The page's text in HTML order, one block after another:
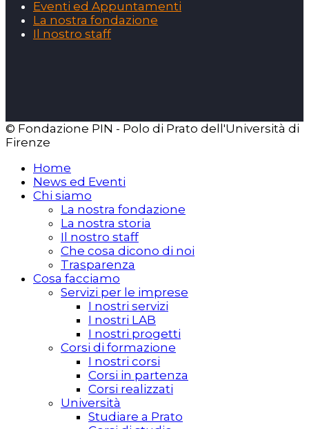
Eventi ed Appuntamenti
La nostra fondazione
Il nostro staff
© Fondazione PIN - Polo di Prato dell'Università di
Firenze
Home
News ed Eventi
Chi siamo
La nostra fondazione
La nostra storia
Il nostro staff
Che cosa dicono di noi
Trasparenza
Cosa facciamo
Servizi per le imprese
I nostri servizi
I nostri LAB
I nostri progetti
Corsi di formazione
I nostri corsi
Corsi in partenza
Corsi realizzati
Università
Studiare a Prato